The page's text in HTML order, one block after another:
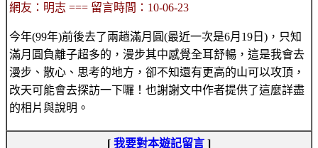
網友：明志 === 留言時間：10-06-23
今年(99年)前後去了兩趟滿月圓(最近一次是6月19日)，只知
滿月圓負離子超多的，漫步其中感覺全耳舒暢，這是我會去
漫步、散心、思考的地方，卻不知還有更高的山可以攻頂，
改天可能會去探訪一下囉！也謝謝文中作者提供了這麼詳盡
的相片與說明。
[ 我要對本遊記留言 ]